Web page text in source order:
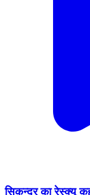
सिकन्दर का रेस्क्यू